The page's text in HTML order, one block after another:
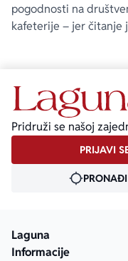
pogodnosti na
kafeterije – jer čitanje
Pridruži se našoj
PRIJAVI
Laguna
Informacije